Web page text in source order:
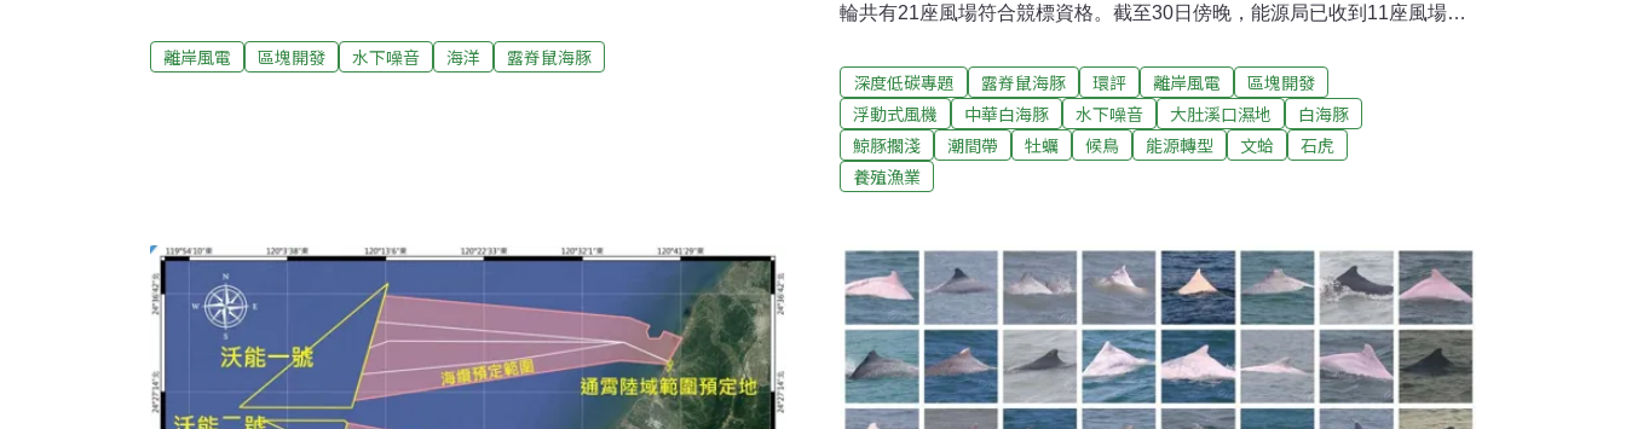
擱淺風險。業者亦承諾，水下噪音將採本土標準、並加強鯨豚保育對策。
水下噪音參考美國舊資料 鯨豚擱淺風險增海廣位於彰化縣外海，面積85平
卻遭中華鯨豚協會秘書長曾鉦琮指出，海保署去（2023）年12
離岸風電 區塊開發 水下噪音 海洋 露脊鼠海豚
輪共有21座風場符合競標資格。截至30日傍晚，能源局已收到11座風場提
3GW，每家業者最多獲配500MW，因此最少將有六家開發商入選。第一期
預計2026、2027年完工併網。風場重疊 競爭激烈 能源局訂遊戲規則離岸
風電第二階段是經濟部預先選出潛力場址，第三階段則是業者先行選址，
避開公告敏感區域，即可向經濟部申請場址備查。取得場址備查僅是第一
步，接著還有層層選商程序，這時也面臨風場重疊或部分重疊的狀況。根
來不能超過單一廠商500MW的開發上限。
深度低碳專題 露脊鼠海豚 環評 離岸風電
區塊開發
浮動式風機
中華白海豚 水下噪音 大肚溪口濕地
白海豚
鯨豚擱淺
潮間帶 牡蠣 候鳥 能源轉型 文蛤
石虎
養殖漁業